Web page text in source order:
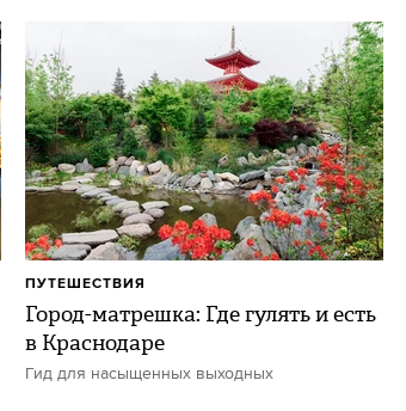
Город-матрешка: Где гулять и есть
в Краснодаре
Гид для насыщенных выходных
ПУТЕШЕСТВИЯ